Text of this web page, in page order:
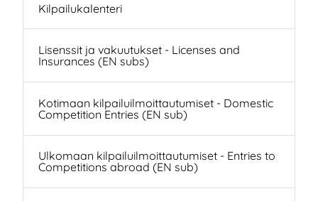
Kilpailukalenteri
Lisenssit ja vakuutukset - Licenses and
Insurances (EN subs)
Kotimaan kilpailuilmoittautumiset - Domestic
Competition Entries (EN sub)
Ulkomaan kilpailuilmoittautumiset - Entries to
Competitions abroad (EN sub)